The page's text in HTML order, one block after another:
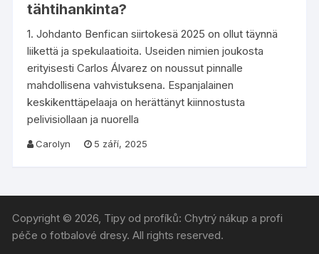
tähtihankinta?
1. Johdanto Benfican siirtokesä 2025 on ollut täynnä
liikettä ja spekulaatioita. Useiden nimien joukosta
erityisesti Carlos Álvarez on noussut pinnalle
mahdollisena vahvistuksena. Espanjalainen
keskikenttäpelaaja on herättänyt kiinnostusta
pelivisiollaan ja nuorella
Carolyn 5 září, 2025
Copyright © 2026, Tipy od profíků: Chytrý nákup a profi
péče o fotbalové dresy. All rights reserved.